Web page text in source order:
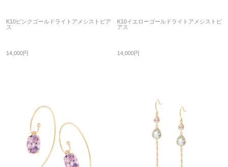
K10ピンクゴールドライトアメシストピア
ス
14,000円
K10イエローゴールドライトアメシストピ
アス
14,000円